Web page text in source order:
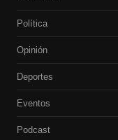
Política
Opinión
Deportes
Eventos
Podcast